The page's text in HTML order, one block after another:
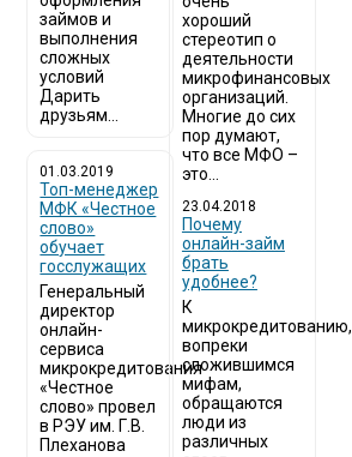
займов и
выполнения
сложных
условий
Дарить
друзьям...
01.03.2019
Топ-менеджер
МФК «Честное
слово»
обучает
госслужащих
Генеральный
директор
онлайн-
сервиса
микрокредитования
«Честное
слово» провел
в РЭУ им. Г.В.
Плеханова
хороший
стереотип о
деятельности
микрофинансовых
организаций.
Многие до сих
пор думают,
что все МФО –
это...
23.04.2018
Почему
онлайн-займ
брать
удобнее?
К
микрокредитованию,
вопреки
сложившимся
мифам,
обращаются
люди из
различных